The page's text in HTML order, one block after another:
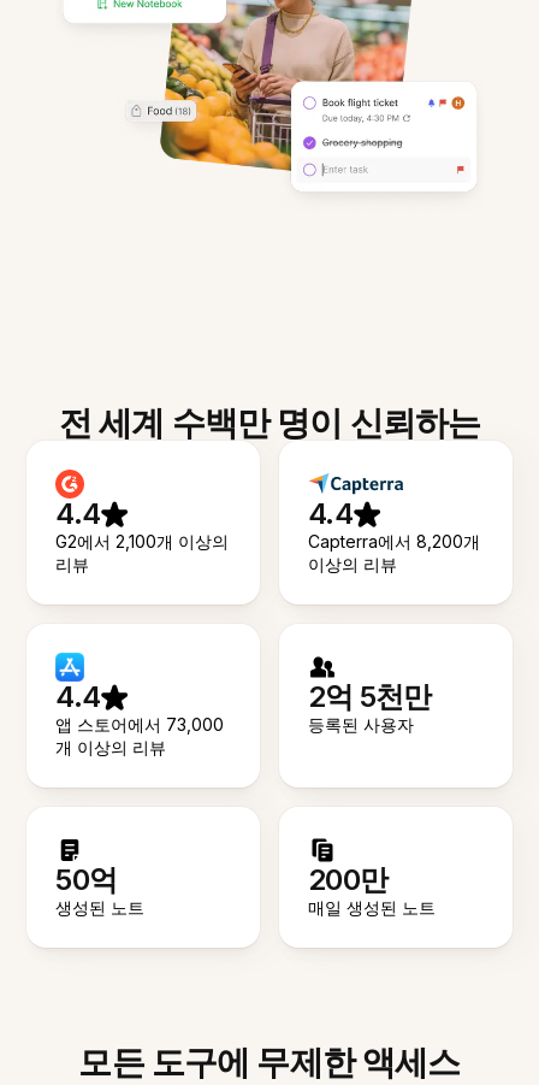
전 세계 수백만 명이 신뢰하는
4.4
G2에서 2,100개 이상의
리뷰
4.4
Capterra에서 8,200개
이상의 리뷰
4.4
앱 스토어에서 73,000
개 이상의 리뷰
2억 5천만
등록된 사용자
50억
생성된 노트
200만
매일 생성된 노트
모든 도구에 무제한 액세스